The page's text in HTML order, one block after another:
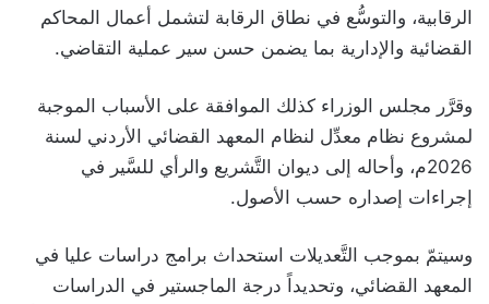
الرقابية، والتوسُّع في نطاق الرقابة لتشمل أعمال المحاكم
القضائية والإدارية بما يضمن حسن سير عملية التقاضي.
وقرَّر مجلس الوزراء كذلك الموافقة على الأسباب الموجبة
لمشروع نظام معدِّل لنظام المعهد القضائي الأردني لسنة
2026م، وأحاله إلى ديوان التَّشريع والرأي للسَّير في
إجراءات إصداره حسب الأصول.
وسيتمّ بموجب التَّعديلات استحداث برامج دراسات عليا في
المعهد القضائي، وتحديداً درجة الماجستير في الدراسات